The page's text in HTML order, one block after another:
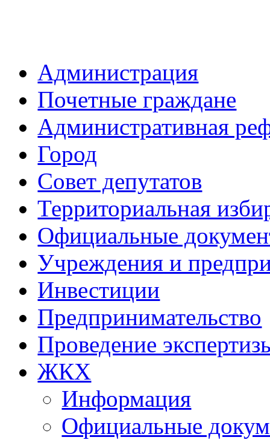
Администрация
Почетные граждане
Административная
Город
Совет депутатов
Территориальная
Официальные
Учреждения и
Инвестиции
Предпринимательство
Проведение
ЖКХ
Информация
Официальные